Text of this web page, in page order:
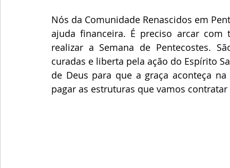
Nós da Comunidade Renascidos em
ajuda financeira. É preciso arcar
realizar a Semana de Pentecostes.
curadas e liberta pela ação do Espírito
de Deus para que a graça aconteça
pagar as estruturas que vamos